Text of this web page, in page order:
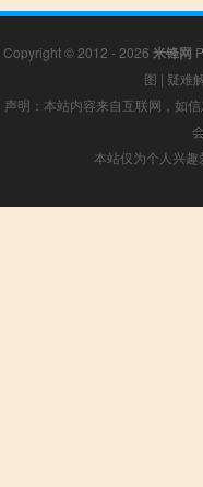
Copyright © 2012 - 2026 米锋网
图 | 疑难
声明：本站内容来自互联网，如
本站仅为个人兴